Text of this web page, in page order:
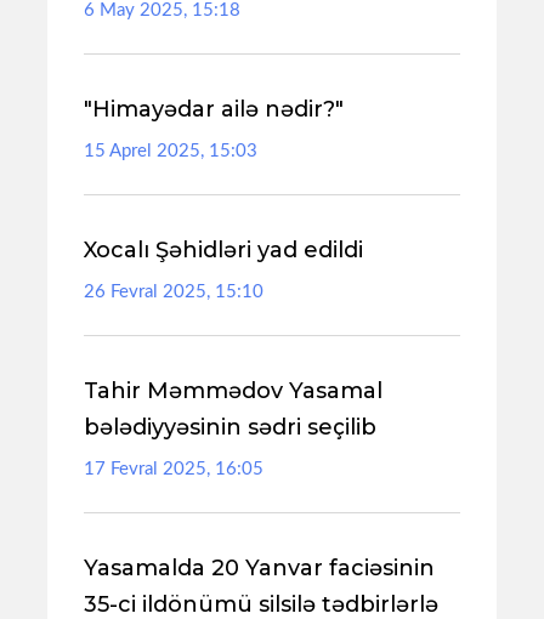
6 May 2025, 15:18
"Himayədar ailə nədir?"
15 Aprel 2025, 15:03
Xocalı Şəhidləri yad edildi
26 Fevral 2025, 15:10
Tahir Məmmədov Yasamal
bələdiyyəsinin sədri seçilib
17 Fevral 2025, 16:05
Yasamalda 20 Yanvar faciəsinin
35-ci ildönümü silsilə tədbirlərlə